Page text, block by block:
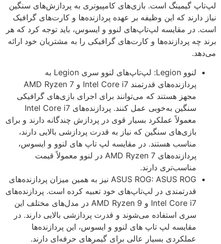
گیمینگ است. بازی‌های کامپیوتری به پردازش‌های سنگین
دارند که این وظیفه بر عهده پردازنده‌ها و کارت‌های گرافیک
در مقایسه لپ‌تاپ‌های لنوو و ایسوس، باید توجه کرد که هر
چه پردازنده‌ها و کارت‌های گرافیکی را به مشتریان خود ارائه
لنوو Legion: لپ‌تاپ‌های لنوو سری Legion به
پردازنده‌های قدرتمند Intel Core i7 و AMD Ryzen 7
مجهز هستند که می‌توانند برای اجرای بازی‌های گرافیکی
سنگین به‌خوبی عمل کنند. پردازنده‌های Intel Core i7
معمولاً عملکرد بسیار قوی در پردازش چندگانه دارند و برای
بازی‌های سنگین که نیاز به قدرت پردازشی بالایی دارند،
مناسب هستند. در مقایسه لپ تاپ های لنوو و ایسوس،
پردازنده‌های AMD Ryzen 7 در لنوو معمولاً قیمت
مناسب‌تری دارند.
ASUS ROG: ASUS ROG نیز به همین میزان پردازنده‌های
قدرتمندی در لپ‌تاپ‌های خود تعبیه کرده است. پردازنده‌های
Intel Core i7 و AMD Ryzen 9 در مدل‌های مختلف این
سری استفاده می‌شوند و قدرت پردازشی بالایی دارند. در
مقایسه لپ تاپ های لنوو و ایسوس، این پردازنده‌ها
عملکردی بسیار عالی برای گیمرهای حرفه‌ای دارند.